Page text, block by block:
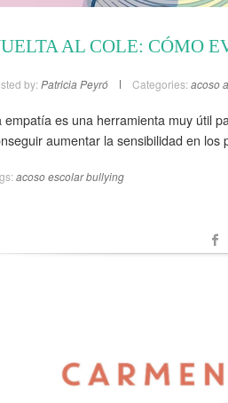
AL COLE: CÓMO
by: Patricia Peyró Categories: acoso
empatía es una herramienta muy útil
aumentar la sensibilidad en los
acoso escolarbullying